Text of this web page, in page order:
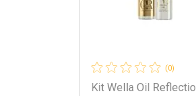
(0)
Kit Wella Oil